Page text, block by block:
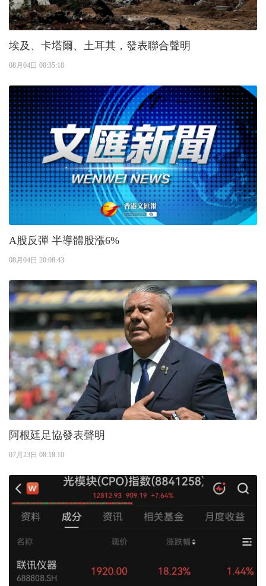
埃及、卡塔爾、土耳其，發表聯合聲明
08月04日 00:35:18
A股反彈 半導體股漲6%
08月04日 20:08:43
阿根廷足協發表聲明
07月23日 08:18:10